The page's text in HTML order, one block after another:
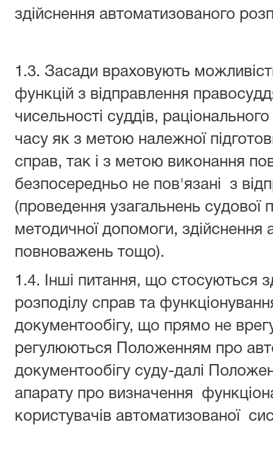
здійснення автоматизованого
1.3. Засади враховують
функцій з відправлення
чисельності суддів,
часу як з метою належної
справ, так і з метою виконання
безпосередньо не пов'язані з
(проведення узагальнень судової
методичної допомоги, здійснення
повноважень тощо).
1.4. Інші питання, що стосуються
розподілу справ та
документообігу, що прямо не
регулюються Положенням про
документообігу суду-далі
апарату про визначення
користувачів автоматизованої